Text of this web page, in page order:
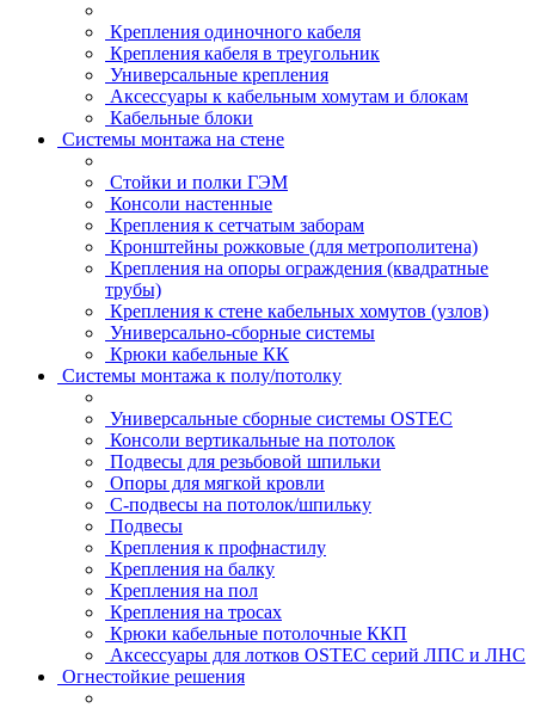
Крепления одиночного кабеля
Крепления кабеля в треугольник
Универсальные крепления
Аксессуары к кабельным хомутам и блокам
Кабельные блоки
Системы монтажа на стене
Стойки и полки ГЭМ
Консоли настенные
Крепления к сетчатым заборам
Кронштейны рожковые (для метрополитена)
Крепления на опоры ограждения (квадратные
трубы)
Крепления к стене кабельных хомутов (узлов)
Универсально-сборные системы
Крюки кабельные КК
Системы монтажа к полу/потолку
Универсальные сборные системы OSTEC
Консоли вертикальные на потолок
Подвесы для резьбовой шпильки
Опоры для мягкой кровли
С-подвесы на потолок/шпильку
Подвесы
Крепления к профнастилу
Крепления на балку
Крепления на пол
Крепления на тросах
Крюки кабельные потолочные ККП
Аксессуары для лотков OSTEC серий ЛПС и ЛНС
Огнестойкие решения